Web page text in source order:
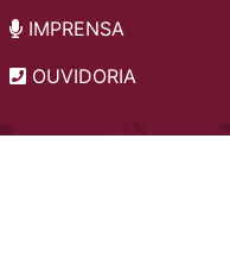
IMPRENSA
OUVIDORIA